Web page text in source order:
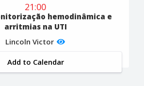
21:00
hemodinâmica e
arritmias na UTI
Lincoln Victor
Add to Calendar